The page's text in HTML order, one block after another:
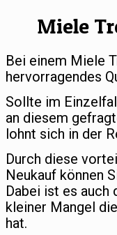
Miele
Bei einem Miele
hervorragendes
Sollte im
an diesem
lohnt sich in der
Durch diese
Neukauf können
Dabei ist es auch
kleiner Mangel
hat.